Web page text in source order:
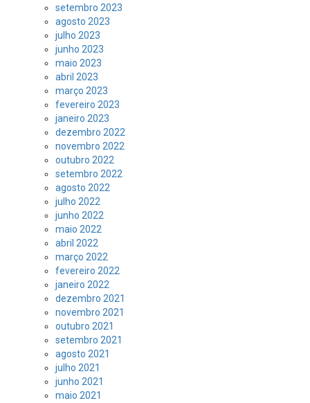
setembro 2023
agosto 2023
julho 2023
junho 2023
maio 2023
abril 2023
março 2023
fevereiro 2023
janeiro 2023
dezembro 2022
novembro 2022
outubro 2022
setembro 2022
agosto 2022
julho 2022
junho 2022
maio 2022
abril 2022
março 2022
fevereiro 2022
janeiro 2022
dezembro 2021
novembro 2021
outubro 2021
setembro 2021
agosto 2021
julho 2021
junho 2021
maio 2021